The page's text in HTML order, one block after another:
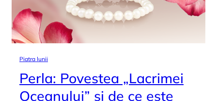
Piatra lunii
Perla: Povestea „Lacrimei
Oceanului” și de ce este